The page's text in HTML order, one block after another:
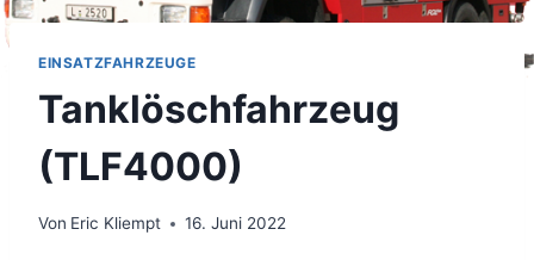
EINSATZFAHRZEUGE
Tanklöschfahrzeug
(TLF4000)
Von Eric Kliempt 16. Juni 2022